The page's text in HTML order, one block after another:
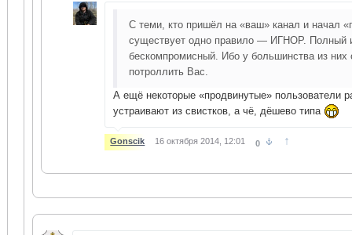
С теми, кто пришёл на «ваш» канал и начал
существует одно правило — ИГНОР. Полный
бескомпромисный. Ибо у большинства из
потроллить Вас.
А ещё некоторые «продвинутые» пользователи
устраивают из свистков, а чё, дёшево типа
Gonscik 16 октября 2014, 12:01 0 ↑